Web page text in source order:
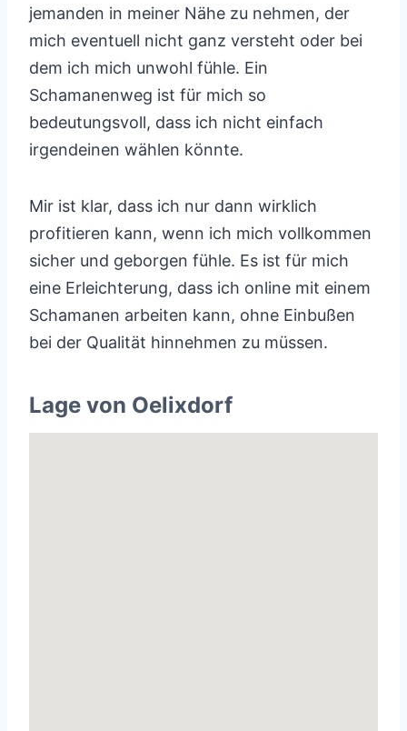
jemanden in meiner Nähe zu nehmen, der
mich eventuell nicht ganz versteht oder bei
dem ich mich unwohl fühle. Ein
Schamanenweg ist für mich so
bedeutungsvoll, dass ich nicht einfach
irgendeinen wählen könnte.
Mir ist klar, dass ich nur dann wirklich
profitieren kann, wenn ich mich vollkommen
sicher und geborgen fühle. Es ist für mich
eine Erleichterung, dass ich online mit einem
Schamanen arbeiten kann, ohne Einbußen
bei der Qualität hinnehmen zu müssen.
Lage von Oelixdorf